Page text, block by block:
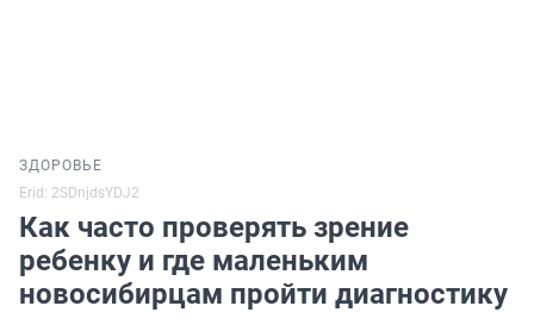
ЗДОРОВЬЕ
Erid: 2SDnjdsYDJ2
Как часто проверять зрение
ребенку и где маленьким
новосибирцам пройти диагностику